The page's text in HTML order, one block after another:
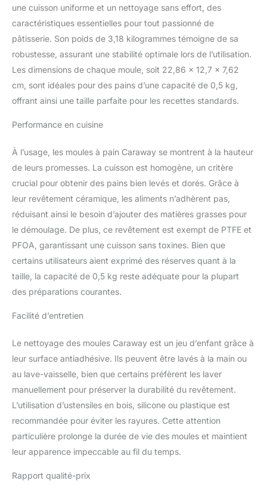
minimal pour un
nettoyage impeccable,
vous donnant une
expérience de cuisson
plus saine et plus facile à
la maison. Revêtement
non toxique : la cuisson
carvi. Tous nos moules à
autres matériaux
toxiques qui peuvent
s'infiltrer dans vos
aliments, ce qui les rend
sans danger pour vous,
votre famille et
l'environnement.
Construit pour durer :
nos moules à pain
températures allant
dans leurs organiseurs
pour garantir qu'ils
restent en parfait état. La
perfection de la cuisson :
notre moule à pain de
0,5 kg est parfait pour
cuire votre prochain
gâteau, pain à la banane,
soit pour un cadeau ou
une cuisson uniforme et un nettoyage sans effort, des
caractéristiques essentielles pour tout passionné de
pâtisserie. Son poids de 3,18 kilogrammes témoigne de sa
robustesse, assurant une stabilité optimale lors de l’utilisation.
Les dimensions de chaque moule, soit 22,86 x 12,7 x 7,62
cm, sont idéales pour des pains d’une capacité de 0,5 kg,
offrant ainsi une taille parfaite pour les recettes standards.
Performance en cuisine
À l’usage, les moules à pain Caraway se montrent à la hauteur
de leurs promesses. La cuisson est homogène, un critère
crucial pour obtenir des pains bien levés et dorés. Grâce à
leur revêtement céramique, les aliments n’adhèrent pas,
réduisant ainsi le besoin d’ajouter des matières grasses pour
le démoulage. De plus, ce revêtement est exempt de PTFE et
PFOA, garantissant une cuisson sans toxines. Bien que
certains utilisateurs aient exprimé des réserves quant à la
taille, la capacité de 0,5 kg reste adéquate pour la plupart
des préparations courantes.
Facilité d’entretien
Le nettoyage des moules Caraway est un jeu d’enfant grâce à
leur surface antiadhésive. Ils peuvent être lavés à la main ou
au lave-vaisselle, bien que certains préfèrent les laver
manuellement pour préserver la durabilité du revêtement.
L’utilisation d’ustensiles en bois, silicone ou plastique est
recommandée pour éviter les rayures. Cette attention
particulière prolonge la durée de vie des moules et maintient
leur apparence impeccable au fil du temps.
Rapport qualité-prix